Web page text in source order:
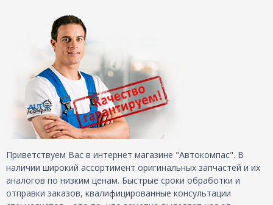
Приветствуем Вас в интернет магазине "Автокомпас". В
наличии широкий ассортимент оригинальных запчастей и их
аналогов по низким ценам. Быстрые сроки обработки и
отправки заказов, квалифицированные консультации